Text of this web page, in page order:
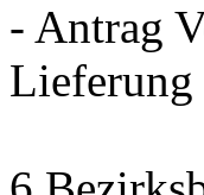
- Antrag
Lieferung